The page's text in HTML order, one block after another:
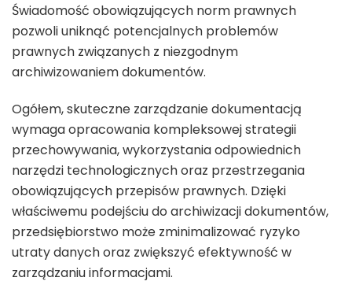
Świadomość obowiązujących norm prawnych
pozwoli uniknąć potencjalnych problemów
prawnych związanych z niezgodnym
archiwizowaniem dokumentów.
Ogółem, skuteczne zarządzanie dokumentacją
wymaga opracowania kompleksowej strategii
przechowywania, wykorzystania odpowiednich
narzędzi technologicznych oraz przestrzegania
obowiązujących przepisów prawnych. Dzięki
właściwemu podejściu do archiwizacji dokumentów,
przedsiębiorstwo może zminimalizować ryzyko
utraty danych oraz zwiększyć efektywność w
zarządzaniu informacjami.